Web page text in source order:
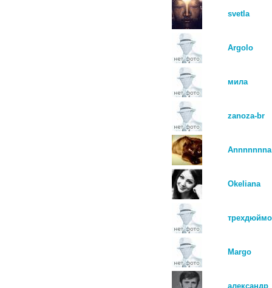
svetla
Argolo
мила
zanoza-br
Annnnnnna
Okeliana
Margo
александр